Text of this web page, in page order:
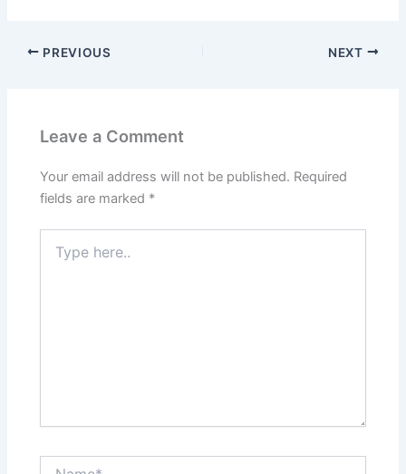
PREVIOUS NEXT
Leave a Comment
Your email address will not be published. Required
fields are marked *
here..